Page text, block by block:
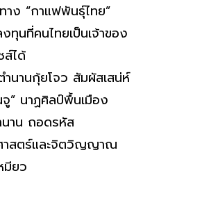
าง “กาแฟพันธุ์ไทย”
ทุนที่คนไทยเป็นเจ้าของ
ส์ได้
ำนานกุ้ยโจว สัมผัสเสน่ห์
จู” นาฏศิลป์พื้นเมือง
นาน ถอดรหัส
าสตร์และจิตวิญญาณ
มียว